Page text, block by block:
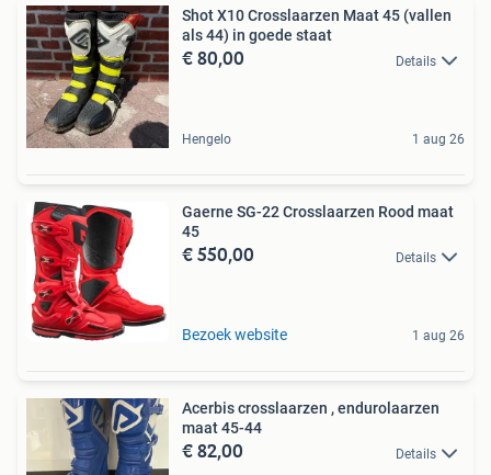
Shot X10 Crosslaarzen Maat 45 (vallen
als 44) in goede staat
€ 80,00 Details
Hengelo 1 aug 26
Gaerne SG-22 Crosslaarzen Rood maat
45
€ 550,00 Details
Bezoek website 1 aug 26
Acerbis crosslaarzen , endurolaarzen
maat 45-44
€ 82,00 Details